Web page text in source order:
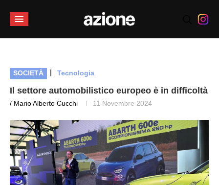
SOCIETÀ | Tecnologia
Il settore automobilistico europeo è in difficoltà
/ Mario Alberto Cucchi 11 Novembre 2024